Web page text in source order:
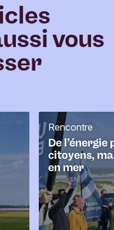
vous
De
citoyens,
en mer
Rencontre